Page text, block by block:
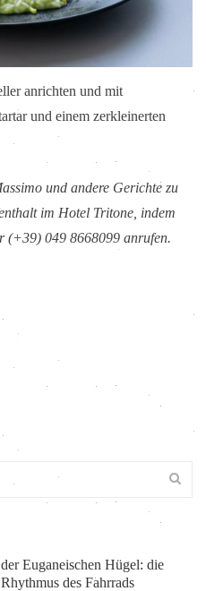
anrichten und mit
und einem zerkleinerten
und andere Gerichte zu
im Hotel Tritone, indem
(+39) 049 8668099 anrufen.
Euganeischen Hügel: die
des Fahrrads